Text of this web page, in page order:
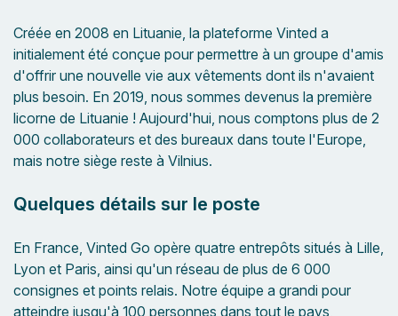
Créée en 2008 en Lituanie, la plateforme Vinted a
initialement été conçue pour permettre à un groupe d'amis
d'offrir une nouvelle vie aux vêtements dont ils n'avaient
plus besoin. En 2019, nous sommes devenus la première
licorne de Lituanie ! Aujourd'hui, nous comptons plus de 2
000 collaborateurs et des bureaux dans toute l'Europe,
mais notre siège reste à Vilnius.
Quelques détails sur le poste
En France, Vinted Go opère quatre entrepôts situés à Lille,
Lyon et Paris, ainsi qu'un réseau de plus de 6 000
consignes et points relais. Notre équipe a grandi pour
atteindre jusqu'à 100 personnes dans tout le pays,